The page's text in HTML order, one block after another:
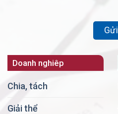
Doanh nghiêp
Chia, tách
Giải thể